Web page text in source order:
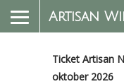
Artisan
Ticket Artisan
oktober 2026